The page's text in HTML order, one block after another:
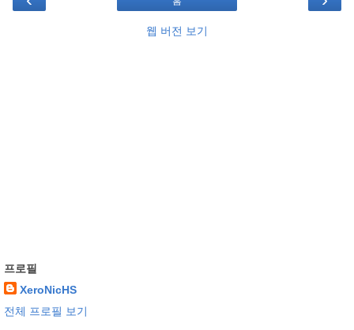
웹 버전 보기
프로필
XeroNicHS
전체 프로필 보기